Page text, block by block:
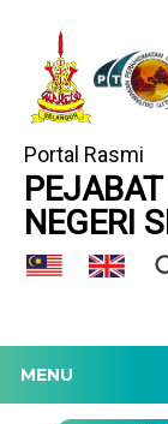
Portal Rasmi
NEGERI
MENU